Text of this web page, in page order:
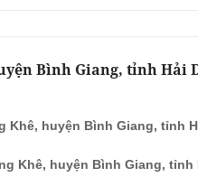
Bình Giang, tỉnh Hải
Khê, huyện Bình Giang, tỉnh
Khê, huyện Bình Giang, tỉnh